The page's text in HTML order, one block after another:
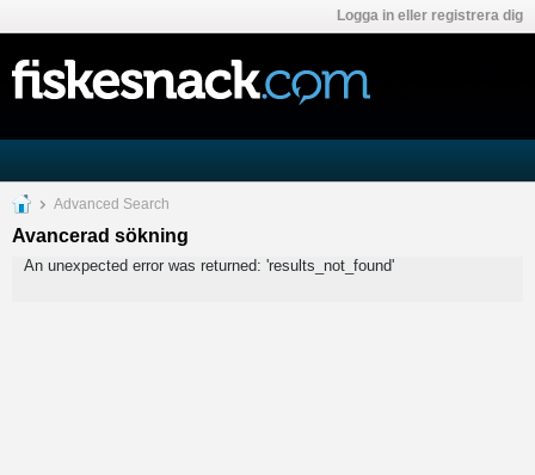
Logga in eller registrera dig
Advanced Search
Avancerad sökning
An unexpected error was returned: 'results_not_found'